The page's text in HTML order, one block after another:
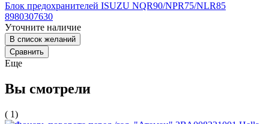
Блок предохранителей ISUZU NQR90/NPR75/NLR85
8980307630
Уточните наличие
В список желаний
Сравнить
Еще
Вы смотрели
( 1)